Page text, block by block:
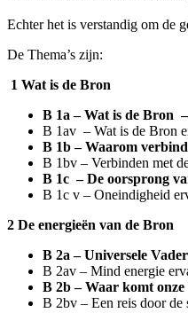
Echter het is verstandig om de
De Thema’s zijn:
1 Wat is de Bron
B 1a – Wat is de Bron
B 1av – Wat is de Bron
B 1b – Waarom
B 1bv – Verbinden met
B 1c –De oorsprong
B 1c v – Oneindigheid
2 De energieën van de Bron
B 2a – Universele
B 2av – Mind energie
B 2b – Waar komt
B 2bv – Een reis door de